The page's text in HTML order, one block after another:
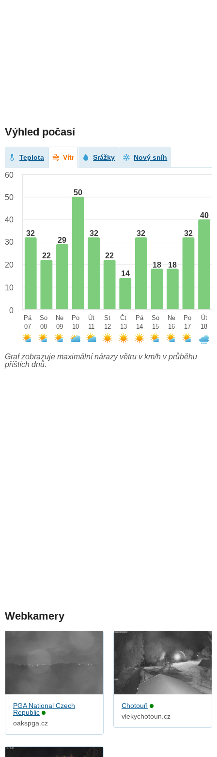
Výhled počasí
Teplota Vítr Srážky Nový sníh
32
22
29
50
32
22
14
32
18 18
32
40
60
50
40
30
20
10
0
Pá
07
So
08
Ne
09
Po
10
Út
11
St
12
Čt
13
Pá
14
So
15
Ne
16
Po
17
Út
18
Graf zobrazuje maximální nárazy větru v km/h v průběhu
příštích dnů.
Webkamery
PGA National Czech
Republic
oakspga.cz
Chotouň
vlekychotoun.cz